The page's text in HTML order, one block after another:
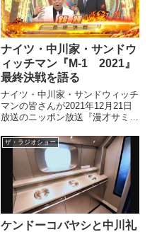
ナイツ・中川家・サンドウ
ィッチマン『M-1 2021』
最終決戦を語る
ナイツ・中川家・サンドウィッチ
マンの皆さんが2021年12月21日
放送のニッポン放送『漫才サミッ
で、M-1グランプリ2021を振り返
り。オズワルド、錦鯉、インディ
アンスの3組が戦った最終決戦に
ついて、話していました。
ザ・ラジオショー
ケンドーコバヤシと中川礼